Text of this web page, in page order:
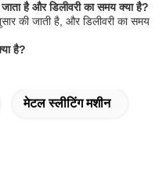
है और डिलीवरी का समय क्या है?
की जाती है, और डिलीवरी का समय
है?
मेटल स्लीटिंग मशीन